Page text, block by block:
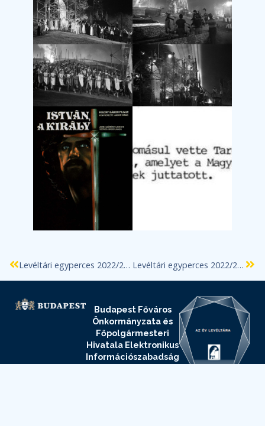
Levéltári egyperces 2022/26. Sziget Fesztivál Levéltári egyperces 2022/28. Ifipark
Budapest Főváros
Önkormányzata és
Főpolgármesteri
Hivatala Elektronikus
Információszabadság